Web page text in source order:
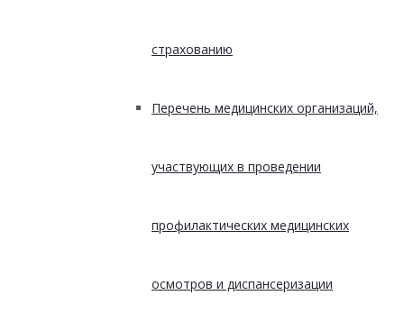
страхованию
Перечень медицинских организаций,
участвующих в проведении
профилактических медицинских
осмотров и диспансеризации